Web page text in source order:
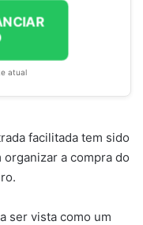
atual
facilitada tem sido
a compra do
ser vista como um